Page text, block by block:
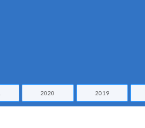
2020 2019